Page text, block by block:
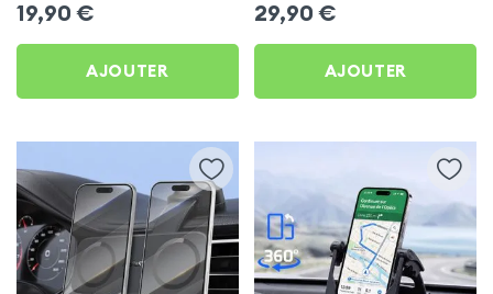
Pro
19,90 €
AJOUTER
Google Pixel 6 Pro
29,90 €
AJOUTER